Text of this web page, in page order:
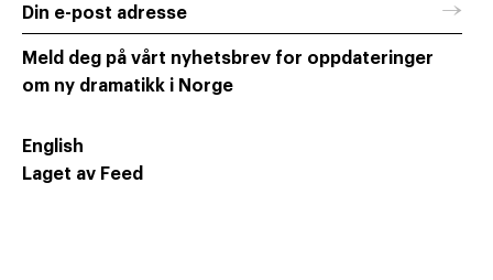
Din e-post adresse →
Meld deg på vårt nyhetsbrev for oppdateringer
om ny dramatikk i Norge
English
Laget av Feed